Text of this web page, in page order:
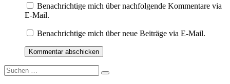
Benachrichtige mich über nachfolgende Kommentare via
E-Mail.
Benachrichtige mich über neue Beiträge via E-Mail.